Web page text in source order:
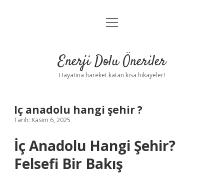
Anasayfa
Yasal Uyarı
menüyü
Enerji Dolu Öneriler
Hayatına hareket katan kısa hikayeler!
Iç anadolu hangi şehir ?
Tarih: Kasım 6, 2025
İç Anadolu Hangi Şehir?
Felsefi Bir Bakış